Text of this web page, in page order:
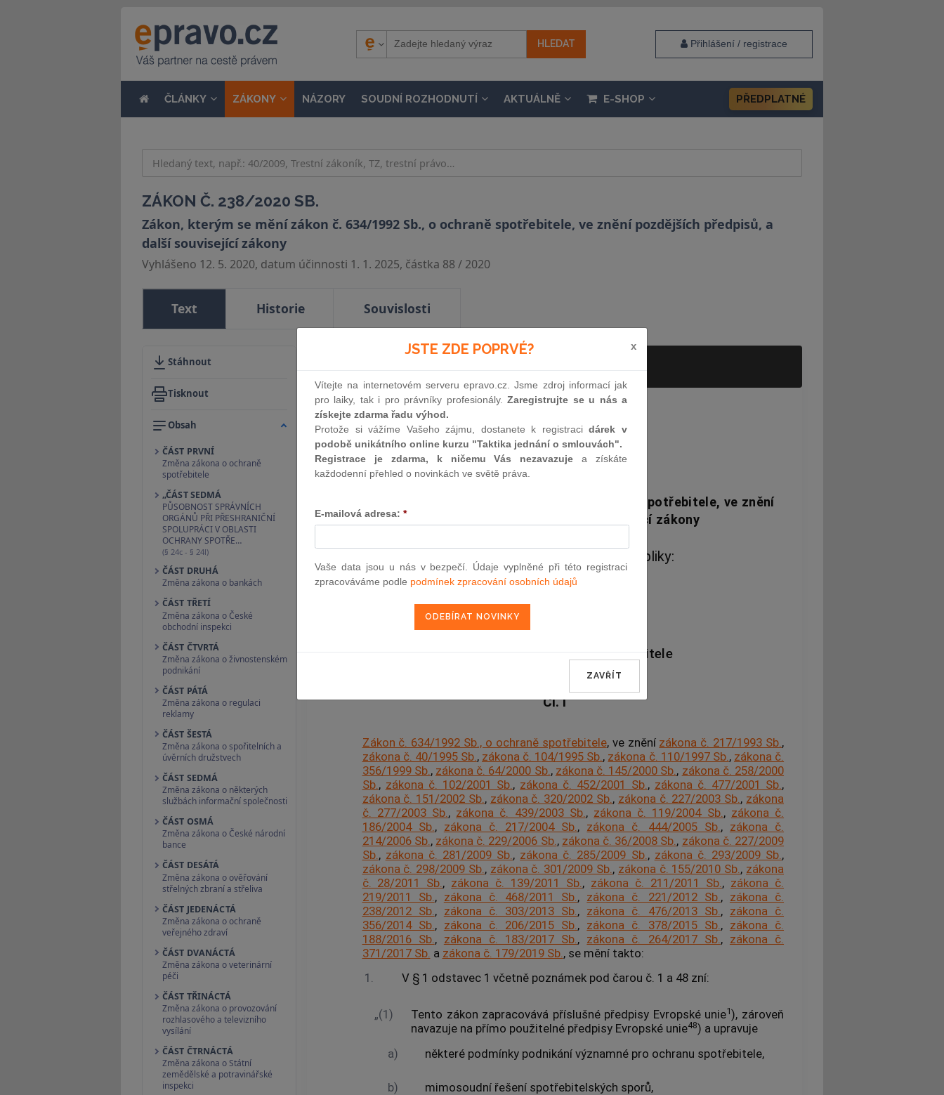
Přihlášení / registrace
ČLÁNKY ZÁKONY NÁZORY SOUDNÍ ROZHODNUTÍ AKTUÁLNĚ E-SHOP PŘEDPLATNÉ
ZÁKON Č. 238/2020 SB.
Zákon, kterým se mění zákon č. 634/1992 Sb., o ochraně spotřebitele, ve znění pozdějších předpisů, a
další související zákony
Vyhlášeno 12. 5. 2020, datum účinnosti 1. 1. 2025, částka 88 / 2020
Text Historie Souvislosti
Stáhnout
Tisknout
Obsah
ČÁST PRVNÍ
Změna zákona o ochraně
spotřebitele
„ČÁST SEDMÁ
PŮSOBNOST SPRÁVNÍCH
ORGÁNŮ PŘI PŘESHRANIČNÍ
SPOLUPRÁCI V OBLASTI
OCHRANY SPOTŘE…
(§ 24c - § 24l)
ČÁST DRUHÁ
Změna zákona o bankách
ČÁST TŘETÍ
Změna zákona o České
obchodní inspekci
ČÁST ČTVRTÁ
Změna zákona o živnostenském
podnikání
ČÁST PÁTÁ
Změna zákona o regulaci
reklamy
ČÁST ŠESTÁ
Změna zákona o spořitelních a
úvěrních družstvech
ČÁST SEDMÁ
Změna zákona o některých
službách informační společnosti
ČÁST OSMÁ
Změna zákona o České národní
bance
ČÁST DESÁTÁ
Změna zákona o ověřování
střelných zbraní a střeliva
ČÁST JEDENÁCTÁ
Změna zákona o ochraně
veřejného zdraví
ČÁST DVANÁCTÁ
Změna zákona o veterinární
péči
ČÁST TŘINÁCTÁ
Změna zákona o provozování
rozhlasového a televizního
vysílání
ČÁST ČTRNÁCTÁ
Změna zákona o Státní
zemědělské a potravinářské
inspekci
ZÁKON
ze dne 29. dubna 2020,
kterým se mění zákon č. 634/1992 Sb., o ochraně spotřebitele, ve znění
pozdějších předpisů, a další související zákony
Parlament se usnesl na tomto zákoně České republiky:
ČÁST PRVNÍ
Změna zákona o ochraně spotřebitele
Čl. I
Zákon č. 634/1992 Sb., o ochraně spotřebitele, ve znění zákona č. 217/1993 Sb.,
zákona č. 40/1995 Sb., zákona č. 104/1995 Sb., zákona č. 110/1997 Sb., zákona č.
356/1999 Sb., zákona č. 64/2000 Sb., zákona č. 145/2000 Sb., zákona č. 258/2000
Sb., zákona č. 102/2001 Sb., zákona č. 452/2001 Sb., zákona č. 477/2001 Sb.,
zákona č. 151/2002 Sb., zákona č. 320/2002 Sb., zákona č. 227/2003 Sb., zákona
č. 277/2003 Sb., zákona č. 439/2003 Sb., zákona č. 119/2004 Sb., zákona č.
186/2004 Sb., zákona č. 217/2004 Sb., zákona č. 444/2005 Sb., zákona č.
214/2006 Sb., zákona č. 229/2006 Sb., zákona č. 36/2008 Sb., zákona č. 227/2009
Sb., zákona č. 281/2009 Sb., zákona č. 285/2009 Sb., zákona č. 293/2009 Sb.,
zákona č. 298/2009 Sb., zákona č. 301/2009 Sb., zákona č. 155/2010 Sb., zákona
č. 28/2011 Sb., zákona č. 139/2011 Sb., zákona č. 211/2011 Sb., zákona č.
219/2011 Sb., zákona č. 468/2011 Sb., zákona č. 221/2012 Sb., zákona č.
238/2012 Sb., zákona č. 303/2013 Sb., zákona č. 476/2013 Sb., zákona č.
356/2014 Sb., zákona č. 206/2015 Sb., zákona č. 378/2015 Sb., zákona č.
188/2016 Sb., zákona č. 183/2017 Sb., zákona č. 264/2017 Sb., zákona č.
371/2017 Sb. a zákona č. 179/2019 Sb., se mění takto:
1.
V § 1 odstavec 1 včetně poznámek pod čarou č. 1 a 48 zní:
„(1) Tento zákon zapracovává příslušné předpisy Evropské unie1), zároveň
navazuje na přímo použitelné předpisy Evropské unie48) a upravuje
a)
některé podmínky podnikání významné pro ochranu spotřebitele,
b) mimosoudní řešení spotřebitelských sporů,
JSTE ZDE POPRVÉ? x
Vítejte na internetovém serveru epravo.cz. Jsme zdroj informací jak
pro laiky, tak i pro právníky profesionály.Zaregistrujte se u nás a
získejte zdarma řadu výhod.
Protože si vážíme Vašeho zájmu, dostanete k registracidárek v
podobě unikátního online kurzu "Taktika jednání o smlouvách".
Registrace je zdarma, k ničemu Vás nezavazuje a získáte
každodenní přehled o novinkách ve světě práva.
E-mailová adresa: *
Vaše data jsou u nás v bezpečí. Údaje vyplněné při této registraci
zpracováváme podle podmínek zpracování osobních údajů
ZAVŘÍT